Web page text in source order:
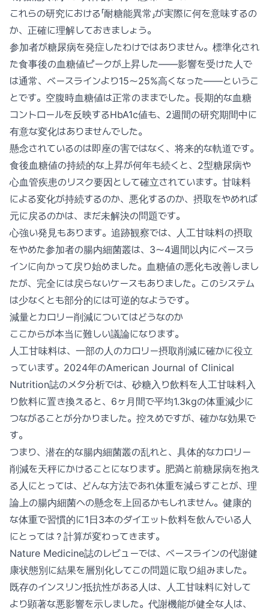
これらの研究における「耐糖能異常」が実際に何を意味するの
か、正確に理解しておきましょう。
参加者が糖尿病を発症したわけではありません。標準化され
た食事後の血糖値ピークが上昇した——影響を受けた人で
は通常、ベースラインより15〜25%高くなった——というこ
とです。空腹時血糖値は正常のままでした。長期的な血糖
コントロールを反映するHbA1c値も、2週間の研究期間中に
有意な変化はありませんでした。
懸念されているのは即座の害ではなく、将来的な軌道です。
食後血糖値の持続的な上昇が何年も続くと、2型糖尿病や
心血管疾患のリスク要因として確立されています。甘味料
による変化が持続するのか、悪化するのか、摂取をやめれば
元に戻るのかは、まだ未解決の問題です。
心強い発見もあります。追跡観察では、人工甘味料の摂取
をやめた参加者の腸内細菌叢は、3〜4週間以内にベースラ
インに向かって戻り始めました。血糖値の悪化も改善しまし
たが、完全には戻らないケースもありました。このシステム
は少なくとも部分的には可逆的なようです。
減量とカロリー削減についてはどうなのか
ここからが本当に難しい議論になります。
人工甘味料は、一部の人のカロリー摂取削減に確かに役立
っています。2024年のAmerican Journal of Clinical
Nutrition誌のメタ分析では、砂糖入り飲料を人工甘味料入
り飲料に置き換えると、6ヶ月間で平均1.3kgの体重減少に
つながることが分かりました。控えめですが、確かな効果で
す。
つまり、潜在的な腸内細菌叢の乱れと、具体的なカロリー
削減を天秤にかけることになります。肥満と前糖尿病を抱え
る人にとっては、どんな方法であれ体重を減らすことが、理
論上の腸内細菌への懸念を上回るかもしれません。健康的
な体重で習慣的に1日3本のダイエット飲料を飲んでいる人
にとっては？計算が変わってきます。
Nature Medicine誌のレビューでは、ベースラインの代謝健
康状態別に結果を層別化してこの問題に取り組みました。
既存のインスリン抵抗性がある人は、人工甘味料に対して
より顕著な悪影響を示しました。代謝機能が健全な人は、